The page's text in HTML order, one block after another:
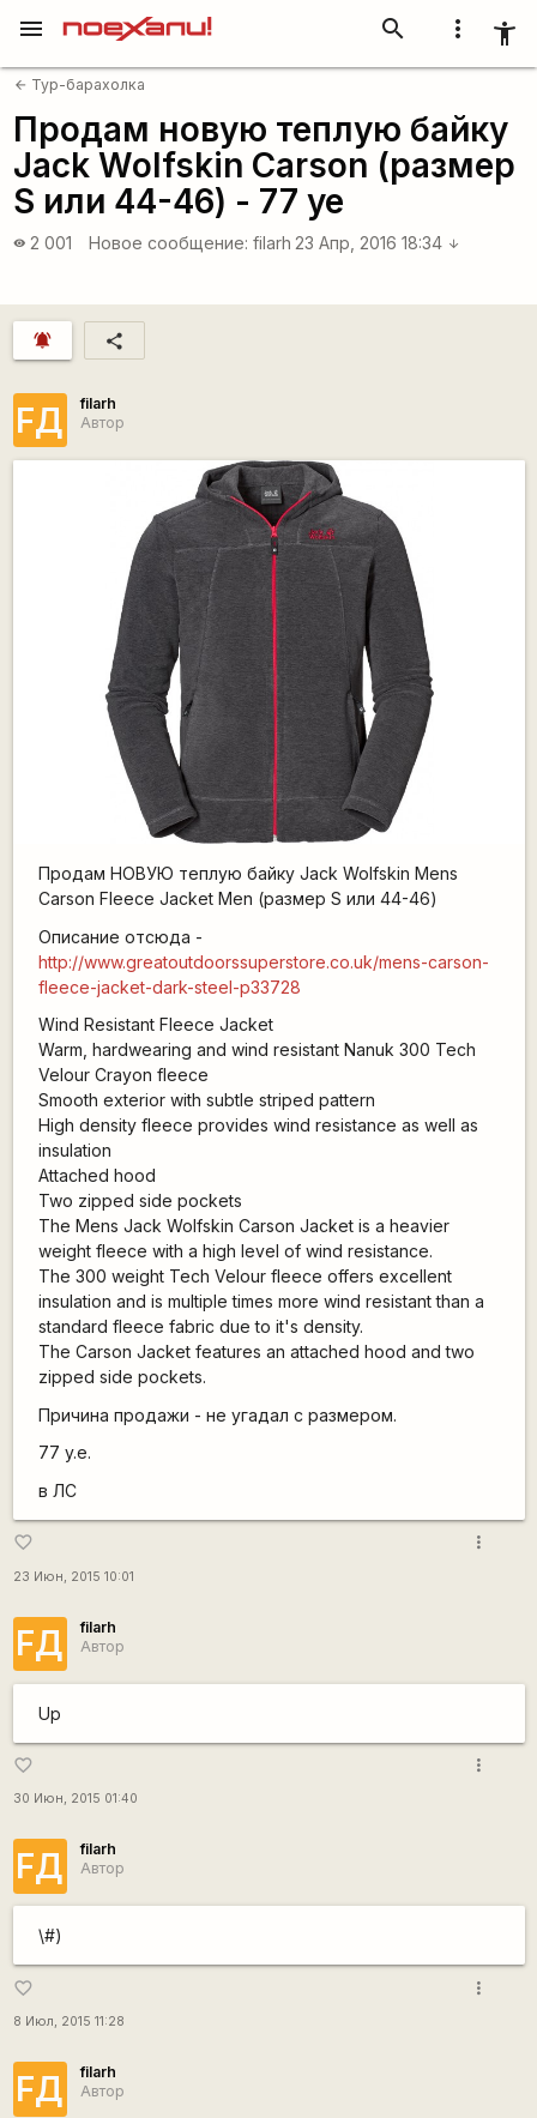
more_vert accessibility_new
search
menu
arrow_back Тур-барахолка
Продам новую теплую байку
Jack Wolfskin Carson (размер
S или 44-46) - 77 ye
visibility 2 001 Новое сообщение: filarh 23 Апр, 2016 18:34 arrow_downward
notifications_active share
FД
filarh
Автор
Продам НОВУЮ теплую байку Jack Wolfskin Mens
Carson Fleece Jacket Men (размер S или 44-46)
Описание отсюда -
http://www.greatoutdoorssuperstore.co.uk/mens-carson-
fleece-jacket-dark-steel-p33728
Wind Resistant Fleece Jacket
Warm, hardwearing and wind resistant Nanuk 300 Tech
Velour Crayon fleece
Smooth exterior with subtle striped pattern
High density fleece provides wind resistance as well as
insulation
Attached hood
Two zipped side pockets
The Mens Jack Wolfskin Carson Jacket is a heavier
weight fleece with a high level of wind resistance.
The 300 weight Tech Velour fleece offers excellent
insulation and is multiple times more wind resistant than a
standard fleece fabric due to it's density.
The Carson Jacket features an attached hood and two
zipped side pockets.
Причина продажи - не угадал с размером.
77 y.e.
в ЛС
favorite_border
23 Июн, 2015 10:01
more_vert
FД
filarh
Автор
Up
favorite_border
30 Июн, 2015 01:40
more_vert
FД
filarh
Автор
\#)
favorite_border
8 Июл, 2015 11:28
more_vert
FД
filarh
Автор